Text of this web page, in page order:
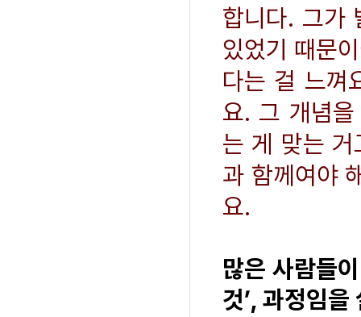
합니다. 그가
있었기 때문
다는 걸 느껴
요. 그 개념
는 게 맞는
과 함께여야
요.
많은 사람들
것’, 과정임